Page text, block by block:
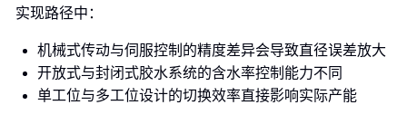
实现路径中：
机械式传动与伺服控制的精度差异会导致直径误差放大
开放式与封闭式胶水系统的含水率控制能力不同
单工位与多工位设计的切换效率直接影响实际产能